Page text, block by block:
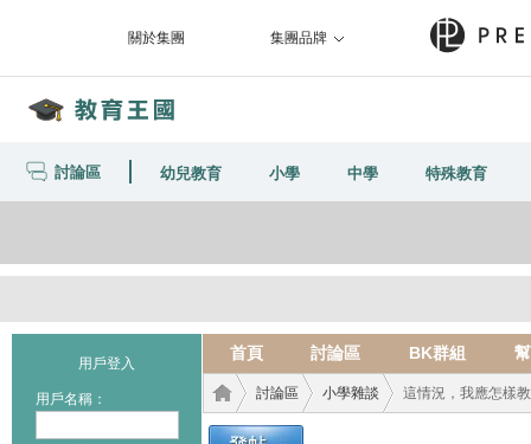
關於集團 集團品牌
討論區 幼兒教育 小學 中學 特殊教育
用戶登入
用戶名稱：
首頁 討論區 BK群組
討論區 小學雜談 這情況，我應怎樣